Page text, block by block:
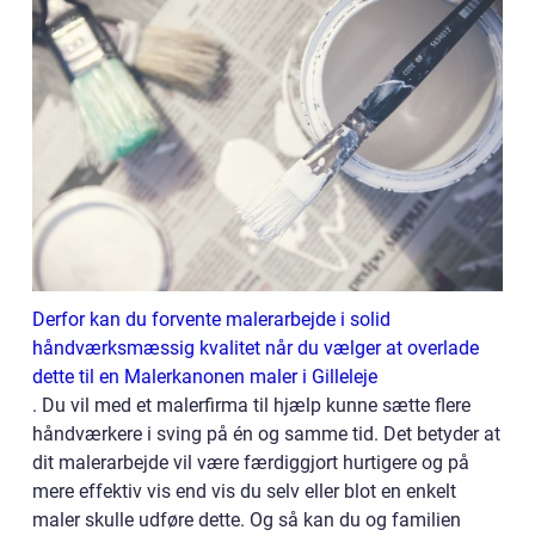
Derfor kan du forvente malerarbejde i solid
håndværksmæssig kvalitet når du vælger at overlade
dette til en Malerkanonen maler i Gilleleje
. Du vil med et malerfirma til hjælp kunne sætte flere
håndværkere i sving på én og samme tid. Det betyder at
dit malerarbejde vil være færdiggjort hurtigere og på
mere effektiv vis end vis du selv eller blot en enkelt
maler skulle udføre dette. Og så kan du og familien